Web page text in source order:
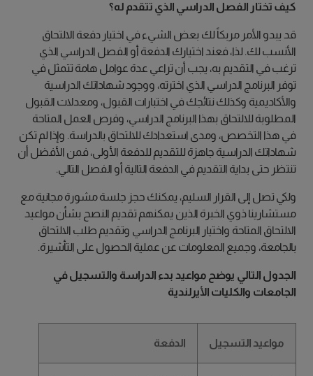
كيف تختار الفصل الدراسي الذي تتقدم له؟
قد يبدو الأمر مربكاً لك بعض الشيء في اختيار دفعة الالتحاق
الأنسب لك. لذا، فعند اختيارك الدفعة أو الفصل الدراسي الذي
ترغب في التقديم به، يجب أن تراعي عدة عوامل هامة تتمثل في
توفر البرنامج الدراسي الذي اخترته، ووجود شهاداتك الدراسية
والأكاديمية وكذلك نتائجك في اختبارات القبول، ومعدلات القبول
المطلوبة للالتحاق بهذا البرنامج الدراسي، وفرص العمل المتاحة
في هذا التخصص، ومدى استعدادك للالتحاق بالدراسة. وإذا لم تكن
شهاداتك الدراسية جاهزة للتقديم للدفعة الأولى، فمن الأفضل أن
تنتظر حتى بداية التقديم في الدفعة التالية أو الفصل التالي.
ولكي تصل إلى القرار السليم، يمكنك حجز جلسة مشورة مجانية مع
مستشارينا ذوي الخبرة الذين يمكنهم تقديم النصح بشأن مواعيد
الالتحاق المتاحة واختيار البرنامج الدراسي وتقديم طلب الالتحاق
بالجامعة، وجميع المعلومات عن عملية الحصول على التأشيرة.
الجدول التالي يوضح مواعيد بدء الدراسة والتسجيل في
الجامعات والكليات الأيرلندية
مواعيد التسجيل الدفعة